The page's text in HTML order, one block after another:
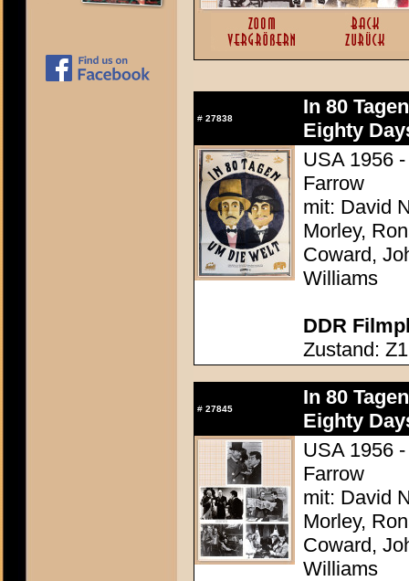
# 27838
In 80
Eighty
USA 1956
Farrow
mit: David
Morley,
Coward,
Williams
DDR
Zustand:
# 27845
In 80
Eighty
USA 1956
Farrow
mit: David
Morley,
Coward,
Williams